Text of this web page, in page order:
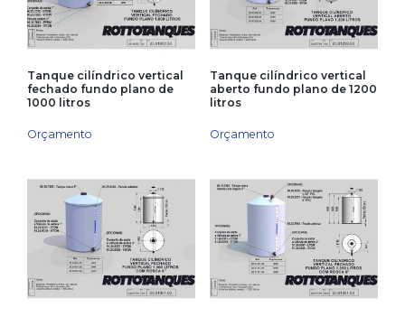
Tanque cilíndrico vertical
fechado fundo plano de
1000 litros
Orçamento
Tanque cilíndrico vertical
aberto fundo plano de 1200
litros
Orçamento